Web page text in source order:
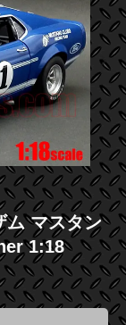
ム マスタン
1:18